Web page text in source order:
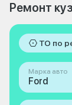
Ремонт
ТО по
Марка авто
Ford